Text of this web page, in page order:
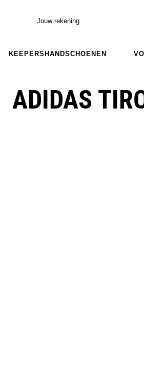
Jouw rekening
KEEPERSHANDSCHOENEN
ADIDAS